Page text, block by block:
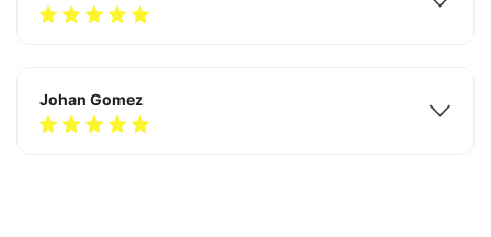
Johan Gomez